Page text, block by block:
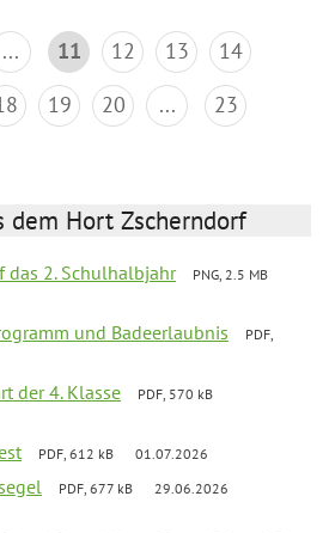
... 11 12 13
14
19 20 ... 23
dem Hort Zscherndorf
das 2. Schulhalbjahr
PNG, 2.5 MB
und Badeerlaubnis
PDF,
der 4. Klasse
PDF, 570 kB
PDF, 612 kB 01.07.2026
PDF, 677 kB 29.06.2026